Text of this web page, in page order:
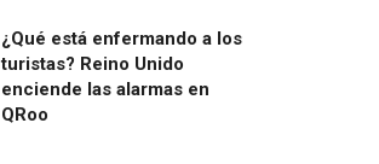
¿Qué está enfermando a los
turistas? Reino Unido
enciende las alarmas en
QRoo